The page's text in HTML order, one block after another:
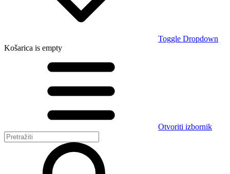
Toggle Dropdown
Košarica is empty
Otvoriti izbornik